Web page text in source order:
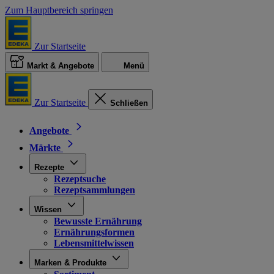
Zum Hauptbereich springen
Zur Startseite
Markt & Angebote Menü
Zur Startseite Schließen
Angebote
Märkte
Rezepte
Rezeptsuche
Rezeptsammlungen
Wissen
Bewusste Ernährung
Ernährungsformen
Lebensmittelwissen
Marken & Produkte